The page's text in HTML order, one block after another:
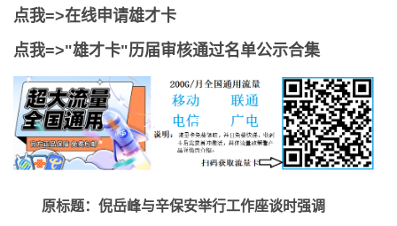
点我=>在线申请雄才卡
点我=>"雄才卡"历届审核通过名单公示合集
原标题：倪岳峰与辛保安举行工作座谈时强调